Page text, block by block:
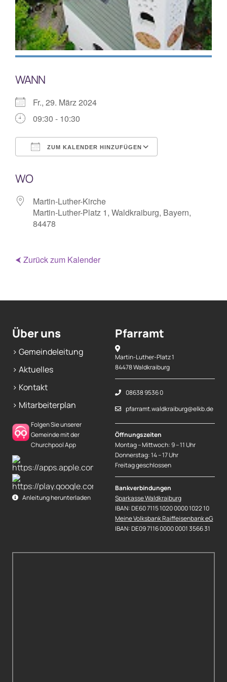
Mitarbeiterplan
Kontakt
WANN
Fr., 29. März 2024
09:30 - 10:30
ZUM KALENDER HINZUFÜGEN
WO
Martin-Luther-Kirche
Martin-Luther-Platz 1, Waldkraiburg, Bayern,
84478
⮜ Zurück zum Kalender
Über uns
> Gemeindeleitung
> Aktuelles
> Kontakt
> Mitarbeiterplan
Folgen Sie unserer
Gemeinde mit der
Churchpool App
Anleitung herunterladen
Pfarramt
Martin-Luther-Platz 1
84478 Waldkraiburg
08638 9536 0
pfarramt.waldkraiburg@elkb.de
Öffnungszeiten
Montag – Mittwoch: 9 – 11 Uhr
Donnerstag: 14 – 17 Uhr
Freitag geschlossen
Bankverbindungen
Sparkasse Waldkraiburg
IBAN: DE60 7115 1020 0000 1022 10
Meine Volksbank Raiffeisenbank eG
IBAN: DE09 7116 0000 0001 3566 31